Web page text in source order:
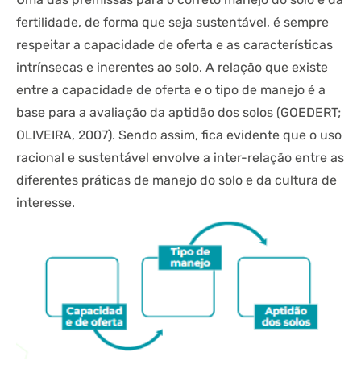
fertilidade, de forma que seja sustentável, é sempre
respeitar a capacidade de oferta e as características
intrínsecas e inerentes ao solo. A relação que existe
entre a capacidade de oferta e o tipo de manejo é a
base para a avaliação da aptidão dos solos (GOEDERT;
OLIVEIRA, 2007). Sendo assim, fica evidente que o uso
racional e sustentável envolve a inter-relação entre as
diferentes práticas de manejo do solo e da cultura de
interesse.